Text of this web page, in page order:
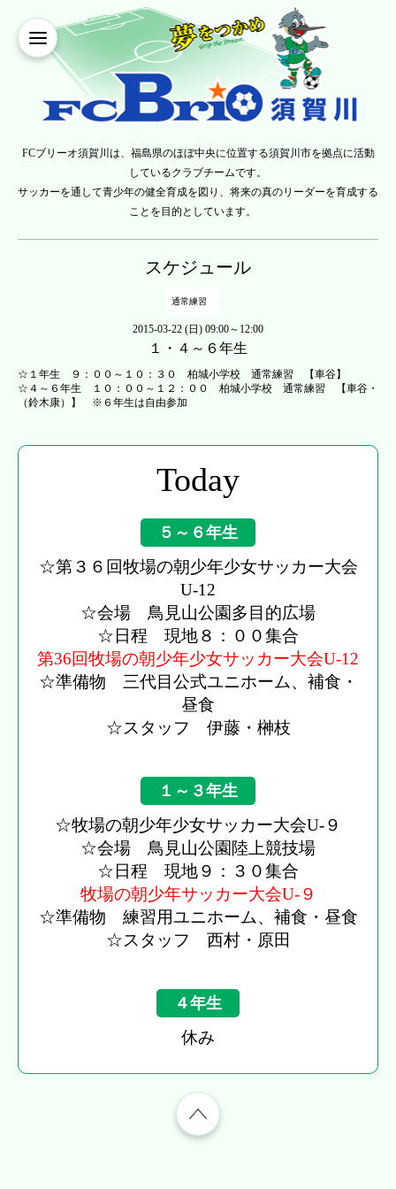
FCブリーオ須賀川は、福島県のほぼ中央に位置する須賀川市を拠点に活動
しているクラブチームです。
サッカーを通して青少年の健全育成を図り、将来の真のリーダーを育成する
ことを目的としています。
スケジュール
通常練習
2015-03-22 (日) 09:00～12:00
１・４～６年生
☆１年生 ９：００～１０：３０ 柏城小学校 通常練習 【車谷】
☆４～６年生 １０：００～１２：００ 柏城小学校 通常練習 【車谷・
（鈴木康）】 ※６年生は自由参加
Today
５～６年生
☆第３６回牧場の朝少年少女サッカー大会
U-12
☆会場 鳥見山公園多目的広場
☆日程 現地８：００集合
第36回牧場の朝少年少女サッカー大会U-12
☆準備物 三代目公式ユニホーム、補食・
昼食
☆スタッフ 伊藤・榊枝
１～３年生
☆牧場の朝少年少女サッカー大会U-９
☆会場 鳥見山公園陸上競技場
☆日程 現地９：３０集合
牧場の朝少年サッカー大会U-９
☆準備物 練習用ユニホーム、補食・昼食
☆スタッフ 西村・原田
４年生
休み